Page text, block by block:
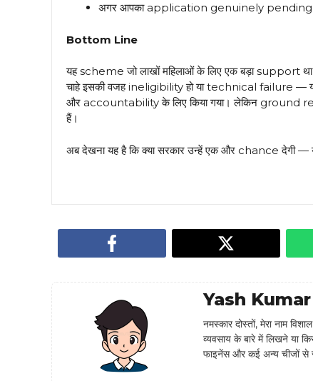
अगर आपका application genuinely pending
Bottom Line
यह scheme जो लाखों महिलाओं के लिए एक बड़ा support
चाहे इसकी वजह ineligibility हो या technical failure —
और accountability के लिए किया गया। लेकिन ground
हैं।
अब देखना यह है कि क्या सरकार उन्हें एक और chance देगी
Yash Kumar
नमस्कार दोस्तों, मेरा नाम
व्यवसाय के बारे में लिखने या
फाइनेंस और कई अन्य चीजों से